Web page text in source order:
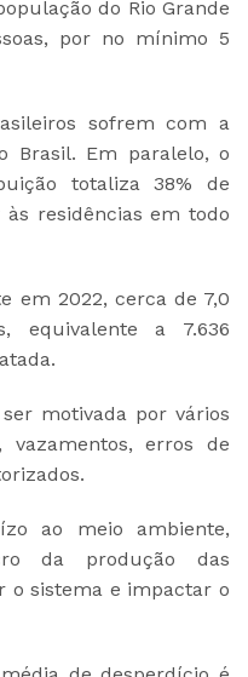
do Rio Grande
por no mínimo 5
sofrem com a
Brasil. Em paralelo, o
totaliza 38% de
residências em todo
em 2022, cerca de 7,0
equivalente a 7.636
motivada por vários
erros de
ao meio ambiente,
da produção das
o sistema e impactar o